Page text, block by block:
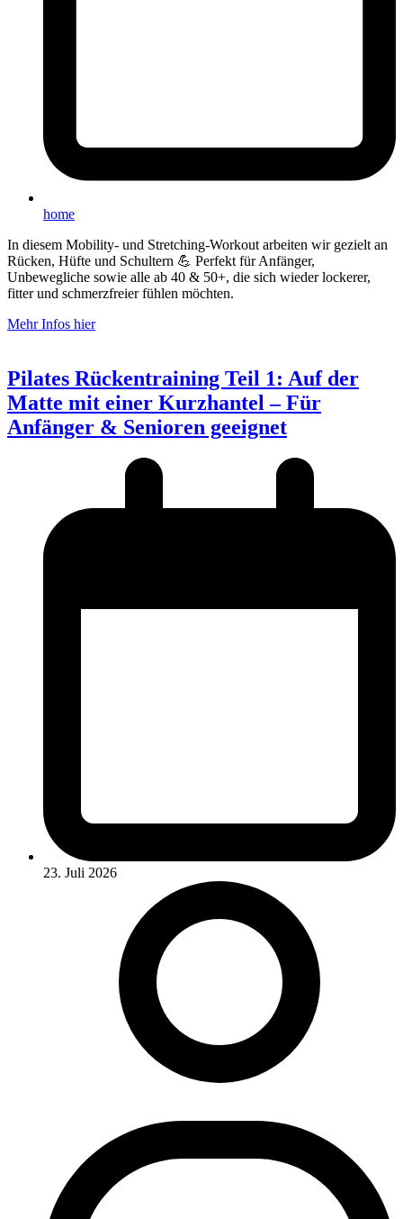
home
In diesem Mobility- und Stretching-Workout arbeiten wir gezielt an
Rücken, Hüfte und Schultern 💪 Perfekt für Anfänger,
Unbewegliche sowie alle ab 40 & 50+, die sich wieder lockerer,
fitter und schmerzfreier fühlen möchten.
Mehr Infos hier
Pilates Rückentraining Teil 1: Auf der
Matte mit einer Kurzhantel – Für
Anfänger & Senioren geeignet
23. Juli 2026